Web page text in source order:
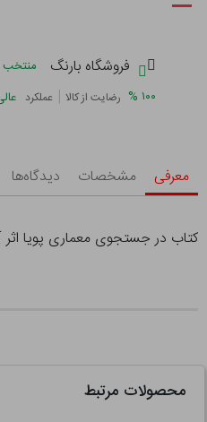
فروشگاه بارنگ
منتخب
۱۰۰ % رضایت از کالا | عملکرد
معرفی مشخصات دیدگاه‌ها
کتاب در جستجوی معماری پویا اثر
محصولات مرتبط